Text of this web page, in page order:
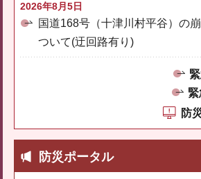
2026年8月5日
国道168号（十津川村平谷）の
ついて(迂回路有り)
防
防災ポータル